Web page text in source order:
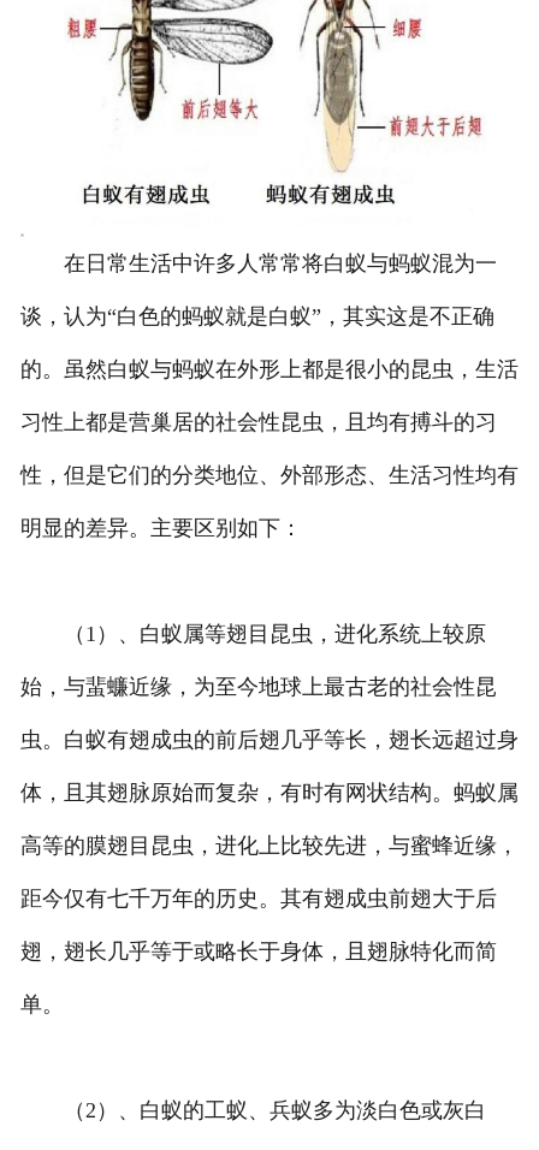
在日常生活中许多人常常将白蚁与蚂蚁混为一
谈，认为“白色的蚂蚁就是白蚁”，其实这是不正确
的。虽然白蚁与蚂蚁在外形上都是很小的昆虫，生活
习性上都是营巢居的社会性昆虫，且均有搏斗的习
性，但是它们的分类地位、外部形态、生活习性均有
明显的差异。主要区别如下：
（1）、白蚁属等翅目昆虫，进化系统上较原
始，与蜚蠊近缘，为至今地球上最古老的社会性昆
虫。白蚁有翅成虫的前后翅几乎等长，翅长远超过身
体，且其翅脉原始而复杂，有时有网状结构。蚂蚁属
高等的膜翅目昆虫，进化上比较先进，与蜜蜂近缘，
距今仅有七千万年的历史。其有翅成虫前翅大于后
翅，翅长几乎等于或略长于身体，且翅脉特化而简
单。
（2）、白蚁的工蚁、兵蚁多为淡白色或灰白